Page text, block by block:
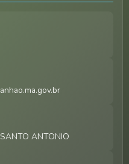
ANTONIO